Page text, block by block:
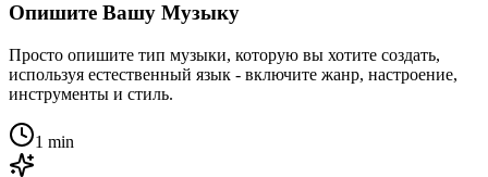
Опишите Вашу Музыку
Просто опишите тип музыки, которую вы хотите создать,
используя естественный язык - включите жанр, настроение,
инструменты и стиль.
1 min